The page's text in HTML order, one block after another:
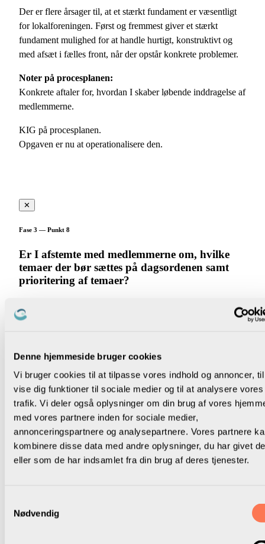
Denne hjemmeside bruger cookies
Vi bruger cookies til at tilpasse vores indhold og annoncer,
vise dig funktioner til sociale medier og til at analysere vores
trafik. Vi deler også oplysninger om din brug af vores
med vores partnere inden for sociale medier,
annonceringspartnere og analysepartnere. Vores partnere
kombinere disse data med andre oplysninger, du har givet
eller som de har indsamlet fra din brug af deres tjenester.
Nødvendig
Der er flere årsager til, at et stærkt fundament er væsentligt
for lokalforeningen. Først og fremmest giver et stærkt
fundament mulighed for at handle hurtigt, konstruktivt og
med afsæt i fælles front, når der opstår konkrete problemer.
Noter på procesplanen:
Konkrete aftaler for, hvordan I skaber løbende inddragelse af
medlemmerne.
KIG på procesplanen.
Opgaven er nu at operationalisere den.
✕
Fase 3 — Punkt 8
Er I afstemte med medlemmerne om, hvilke
temaer der bør sættes på dagsordenen samt
prioritering af temaer?
Når beslutningen om at etablere et lokalt samtale- og
Det er væsentligt at holde sig elevernes og medarbejdernes
læring, trivsel og udvikling for øje, men som bestyrelse for
lokalforeningen må man også holde sig ledernes vilkår for
øje. At være bevidste og tydelige omkring lokalforeningens
dagsordener, mål og initiativer er en forudsætning for at
kvalificere udfordringsbilledet inden for de forskellige
temaer, der skal drøftes i det lokale samarbejde.
Samtidig vil det være påkrævet at forholde sig eksplicit til
er presserende at drøfte og finde løsninger på. Vi opfordrer i